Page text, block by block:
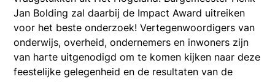
Jan Bolding zal daarbij de Impact Award uitreiken
voor het beste onderzoek! Vertegenwoordigers van
onderwijs, overheid, ondernemers en inwoners zijn
van harte uitgenodigd om te komen kijken naar deze
feestelijke gelegenheid en de resultaten van de